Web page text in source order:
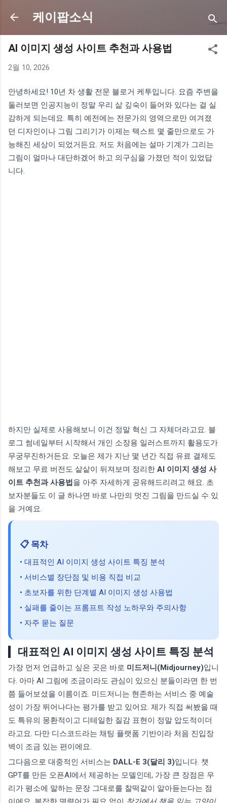
기본 콘텐츠로 건너뛰기
케이팝소식
AI 이미지 생성 사이트 추천과 사용법
2월 10, 2026
안녕하세요! 10년 차 생활 전문 블로거 케투입니다. 요즘 주변을
둘러보면 인공지능이 정말 우리 삶 깊숙이 들어와 있다는 걸 실
감하게 되는데요. 특히 예전에는 전문가의 영역으로만 여겨졌
던 디자인이나 그림 그리기가 이제는 텍스트 몇 줄만으로도 가
능해진 세상이 되었거든요. 저도 처음에는 설마 기계가 그리는
그림이 얼마나 대단하겠어 하고 의구심을 가졌던 적이 있었답
니다.
하지만 실제로 사용해보니 이건 정말 혁신 그 자체더라고요. 블
로그 썸네일부터 시작해서 개인 소장용 일러스트까지 활용도가
무궁무진하거든요. 오늘은 제가 지난 몇 년간 직접 유료 결제도
해보고 무료 버전도 샅샅이 뒤져보며 정리한 AI 이미지 생성 사
이트 추천과 사용법을 아주 자세하게 공유해드리려고 해요. 초
보자분들도 이 글 하나면 바로 나만의 멋진 그림을 만드실 수 있
을 거예요.
📋 목차
• 대표적인 AI 이미지 생성 사이트 특징 분석
• 서비스별 장단점 및 비용 직접 비교
• 초보자를 위한 단계별 AI 이미지 생성 사용법
• 실패를 줄이는 프롬프트 작성 노하우와 주의사항
• 자주 묻는 질문
대표적인 AI 이미지 생성 사이트 특징 분석
가장 먼저 언급하고 싶은 곳은 바로 미드저니(Midjourney)입니
다. 아마 AI 그림에 조금이라도 관심이 있으신 분들이라면 한 번
쯤 들어보셨을 이름이죠. 미드저니는 현존하는 서비스 중 예술
성이 가장 뛰어나다는 평가를 받고 있어요. 제가 직접 써봤을 때
도 특유의 몽환적이고 디테일한 질감 표현이 정말 압도적이더
라고요. 다만 디스코드라는 채팅 플랫폼 기반이라 처음 진입장
벽이 조금 있는 편이에요.
그다음으로 대중적인 서비스는 DALL-E 3(달리 3)입니다. 챗
GPT를 만든 오픈AI에서 제공하는 모델인데, 가장 큰 장점은 우
리가 평소에 말하는 문장 그대로를 찰떡같이 알아듣는다는 점